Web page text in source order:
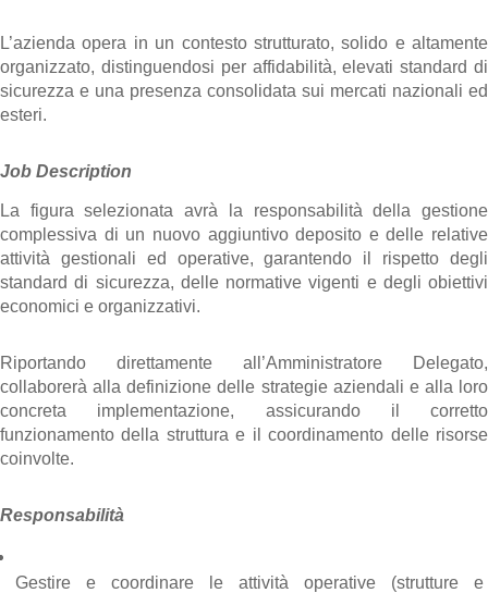
L’azienda opera in un contesto strutturato, solido e altamente
organizzato, distinguendosi per affidabilità, elevati standard di
sicurezza e una presenza consolidata sui mercati nazionali ed
esteri.
Job Description
La figura selezionata avrà la responsabilità della gestione
complessiva di un nuovo aggiuntivo deposito e delle relative
attività gestionali ed operative, garantendo il rispetto degli
standard di sicurezza, delle normative vigenti e degli obiettivi
economici e organizzativi.
Riportando direttamente all’Amministratore Delegato,
collaborerà alla definizione delle strategie aziendali e alla loro
concreta implementazione, assicurando il corretto
funzionamento della struttura e il coordinamento delle risorse
coinvolte.
Responsabilità
Gestire e coordinare le attività operative (strutture e